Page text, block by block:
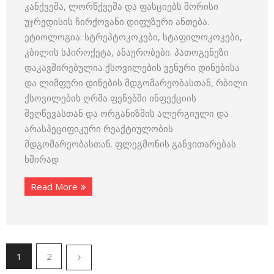
კანქვეშა, ლორწქვეშა და ფასციებს შორისი
უჯრედისის ჩირქოვანი დიფუზური ანთება.
ეტიოლოგია: სტრეპტოკოკები, სტაფილოკოკები,
კბილის სპიროქეტა, ანაერობები. პათოგენეზი
დაკავშირებულია ქსოვილების ვენური დინებისა
და ლიმფური დინების მდგომარეობასთან, რბილი
ქსოვილების ღრმა ფენებში ინფექციის
შეღწევასთან და ორგანიზმის ალერგიული და
არასპეციფიკური რეაქტიულობის
მდგომარეობასთან. ფლეგმონის განვითარებას
ხშირად
Read More
1 2